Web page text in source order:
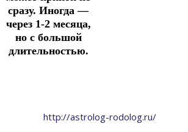
сразу. Иногда —
через 1-2 месяца,
но с большой
длительностью.
http://astrolog-rodolog.ru/